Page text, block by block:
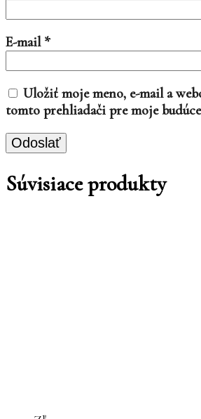
E-mail *
Uložiť moje meno, e-mail a
tomto prehliadači pre moje
Súvisiace produkty